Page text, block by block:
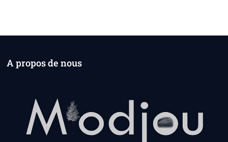
A propos de nous